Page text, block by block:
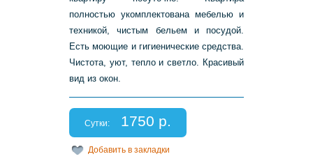
полностью укомплектована мебелью и
техникой, чистым бельем и посудой.
Есть моющие и гигиенические средства.
Чистота, уют, тепло и светло. Красивый
вид из окон.
Сутки: 1750 р.
Добавить в закладки